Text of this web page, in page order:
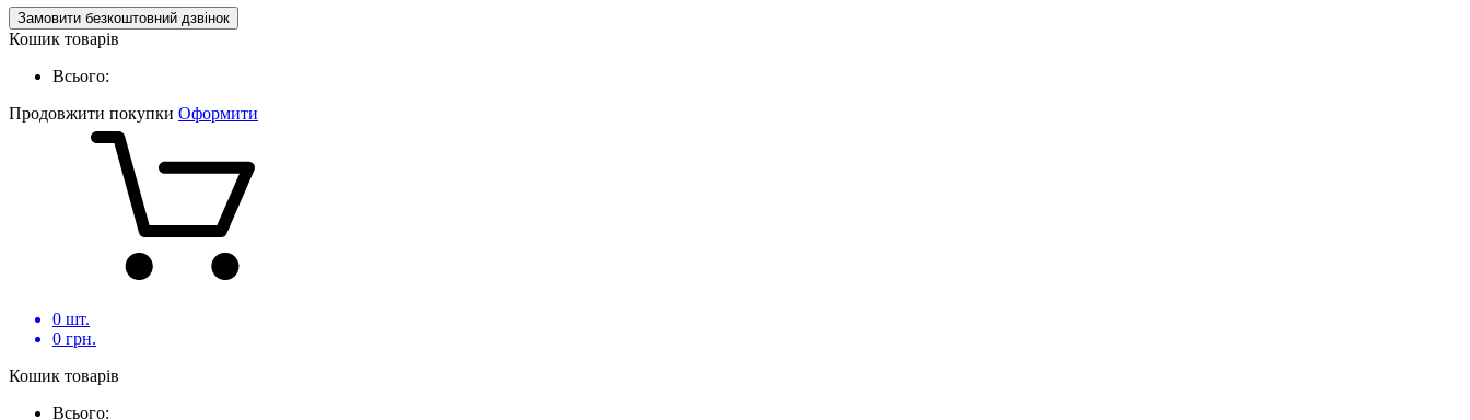
Замовити безкоштовний дзвінок
Кошик товарів
Всього:
Продовжити покупки Оформити
0 шт.
0 грн.
Кошик товарів
Всього: